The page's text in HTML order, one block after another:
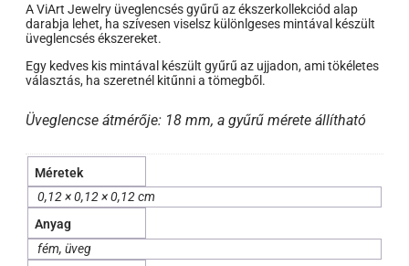
A ViArt Jewelry üveglencsés gyűrű az ékszerkollekciód alap
darabja lehet, ha szívesen viselsz különlgeses mintával készült
üveglencsés ékszereket.
Egy kedves kis mintával készült gyűrű az ujjadon, ami tökéletes
választás, ha szeretnél kitűnni a tömegből.
Üveglencse átmérője: 18 mm, a gyűrű mérete állítható
Méretek
0,12 × 0,12 × 0,12 cm
Anyag
fém, üveg